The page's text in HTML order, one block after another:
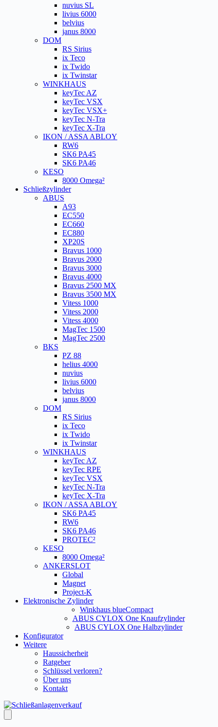
nuvius SL
livius 6000
belvius
janus 8000
DOM
RS Sirius
ix Teco
ix Twido
ix Twinstar
WINKHAUS
keyTec AZ
keyTec VSX
keyTec VSX+
keyTec N-Tra
keyTec X-Tra
IKON / ASSA ABLOY
RW6
SK6 PA45
SK6 PA46
KESO
8000 Omega²
Schließzylinder
ABUS
A93
EC550
EC660
EC880
XP20S
Bravus 1000
Bravus 2000
Bravus 3000
Bravus 4000
Bravus 2500 MX
Bravus 3500 MX
Vitess 1000
Vitess 2000
Vitess 4000
MagTec 1500
MagTec 2500
BKS
PZ 88
helius 4000
nuvius
livius 6000
belvius
janus 8000
DOM
RS Sirius
ix Teco
ix Twido
ix Twinstar
WINKHAUS
keyTec AZ
keyTec RPE
keyTec VSX
keyTec N-Tra
keyTec X-Tra
IKON / ASSA ABLOY
SK6 PA45
RW6
SK6 PA46
PROTEC²
KESO
8000 Omega²
ANKERSLOT
Global
Magnet
Project-K
Elektronische Zylinder
Winkhaus blueCompact
ABUS CYLOX One Knaufzylinder
ABUS CYLOX One Halbzylinder
Konfigurator
Weitere
Haussicherheit
Ratgeber
Schlüssel verloren?
Über uns
Kontakt